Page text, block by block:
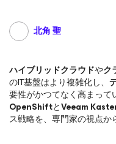
北角 聖
ハイブリッドクラウドやク
のIT基盤はより複雑化し、
要性がかつてなく高まって
OpenShiftとVeeam
ス戦略を、専門家の視点か